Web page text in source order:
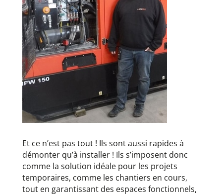
Et ce n’est pas tout ! Ils sont aussi rapides à
démonter qu’à installer ! Ils s’imposent donc
comme la solution idéale pour les projets
temporaires, comme les chantiers en cours,
tout en garantissant des espaces fonctionnels,